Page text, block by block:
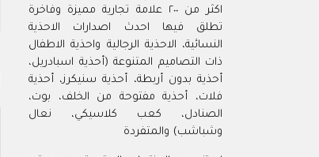
اكثر من ٢٠٠ علامة تجارية مميزة وفاخرة
تطلق فيها احدث اصدارات الاحذية
النسائية، الاحذية الرجالية واحذية الاطفال
ذات التصاميم المتنوعة (أحذية اسبادريل،
أحذية بدون أربطة، أحذية سنيكرز، أحذية
فلات، أحذية مفتوحة من الخلف، بوت،
الصنادل، كعب كلاسيكي، نعال
وشباشب) والمتفردة